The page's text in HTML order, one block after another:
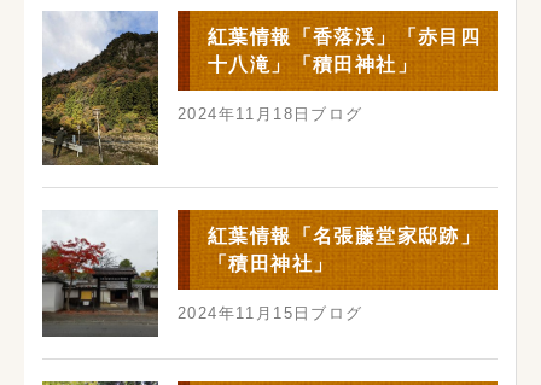
紅葉情報「香落渓」「赤目四
十八滝」「積田神社」
2024年11月18日 ブログ
紅葉情報「名張藤堂家邸跡」
「積田神社」
2024年11月15日 ブログ